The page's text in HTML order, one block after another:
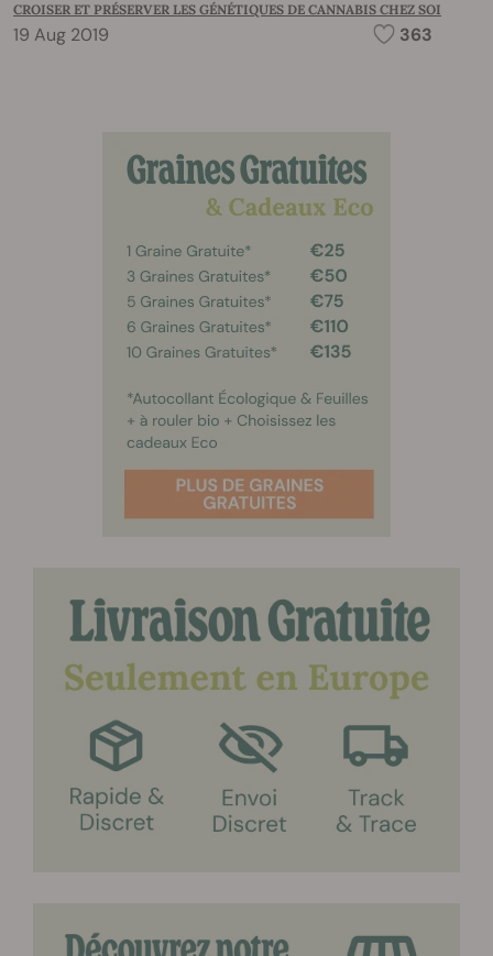
CROISER ET PRÉSERVER LES GÉNÉTIQUES DE CANNABIS CHEZ SOI
19 Aug 2019 363